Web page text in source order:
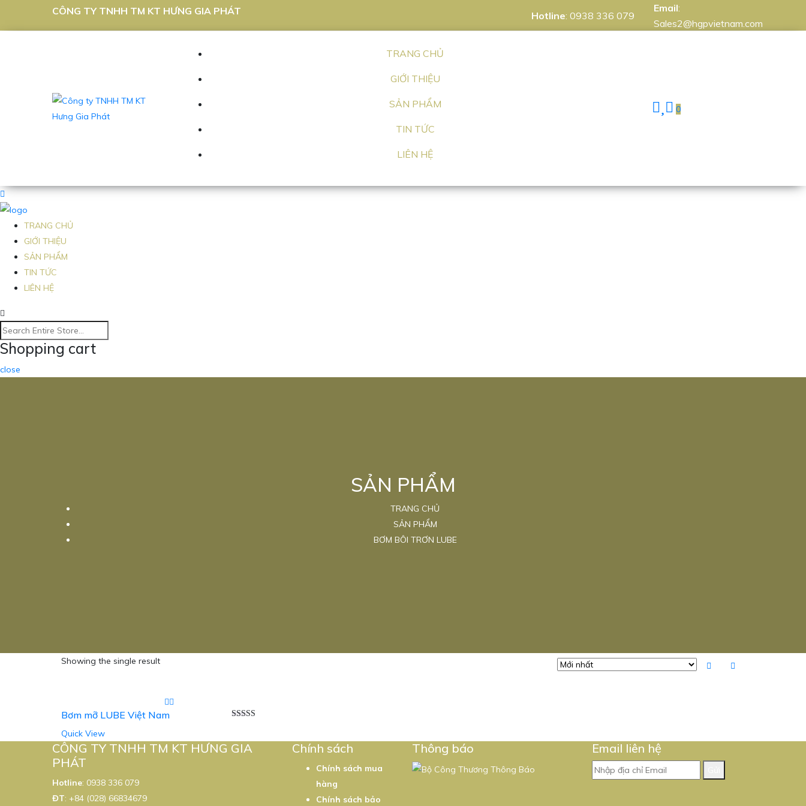
CÔNG TY TNHH TM KT HƯNG GIA PHÁT Hotline: 0938 336 079
Email:
Sales2@hgpvietnam.com
TRANG CHỦ
GIỚI THIỆU
SẢN PHẨM
TIN TỨC
LIÊN HỆ
0
TRANG CHỦ
GIỚI THIỆU
SẢN PHẨM
TIN TỨC
LIÊN HỆ
Shopping cart
close
SẢN PHẨM
TRANG CHỦ
SẢN PHẨM
BƠM BÔI TRƠN LUBE
Showing the single result
sao
Bơm mỡ LUBE Việt Nam
Quick View
CÔNG TY TNHH TM KT HƯNG GIA
PHÁT
Hotline: 0938 336 079
ĐT: +84 (028) 66834679
Chính sách
Chính sách mua
hàng
Chính sách bảo
Thông báo Email liên hệ